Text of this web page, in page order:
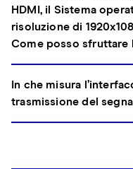
HDMI, il Sistema
risoluzione di
Come posso sfruttare
In che misura
trasmissione del